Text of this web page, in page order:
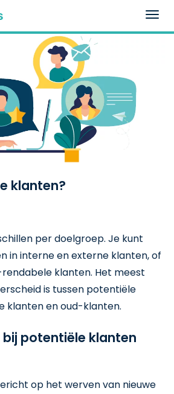
klanten?
per doelgroep. Je kunt
in interne en externe klanten, of
klanten. Het meest
is tussen potentiële
klanten en oud-klanten.
bij potentiële klanten
op het werven van nieuwe